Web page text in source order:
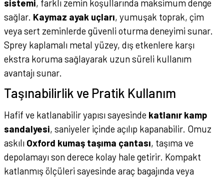
sistemi, farklı zemin koşullarında maksimum denge
sağlar. Kaymaz ayak uçları, yumuşak toprak, çim
veya sert zeminlerde güvenli oturma deneyimi sunar.
Sprey kaplamalı metal yüzey, dış etkenlere karşı
ekstra koruma sağlayarak uzun süreli kullanım
avantajı sunar.
Taşınabilirlik ve Pratik Kullanım
Hafif ve katlanabilir yapısı sayesinde katlanır kamp
sandalyesi, saniyeler içinde açılıp kapanabilir. Omuz
askılı Oxford kumaş taşıma çantası, taşıma ve
depolamayı son derece kolay hale getirir. Kompakt
katlanmış ölçüleri sayesinde araç bagajında veya